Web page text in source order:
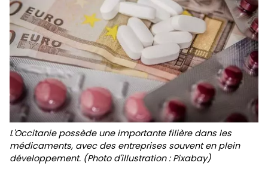
L'Occitanie possède une importante filière dans les
médicaments, avec des entreprises souvent en plein
développement. (Photo d'illustration : Pixabay)